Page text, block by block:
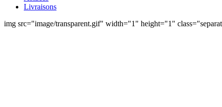
Livraisons
img src="image/transparent.gif" width="1" height="1"